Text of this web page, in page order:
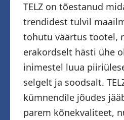
TELZ on tõestanud
trendidest tulvil
tohutu väärtus tootel,
erakordselt hästi ühe
inimestel luua
selgelt ja soodsalt.
kümnendile jõudes
parem kõnekvaliteet,